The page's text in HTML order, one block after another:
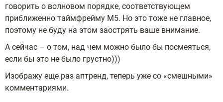
говорить о волновом порядке, соответствующем
приближенно таймфрейму М5. Но это тоже не главное,
поэтому не буду на этом заострять ваше внимание.
А сейчас – о том, над чем можно было бы посмеяться,
если бы это не было грустно)))
Изображу еще раз аптренд, теперь уже со «смешными»
комментариями.